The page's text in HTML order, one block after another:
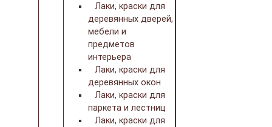
Лаки, краски для
деревянных дверей,
мебели и
предметов
интерьера
Лаки, краски для
деревянных окон
Лаки, краски для
паркета и лестниц
Лаки, краски для